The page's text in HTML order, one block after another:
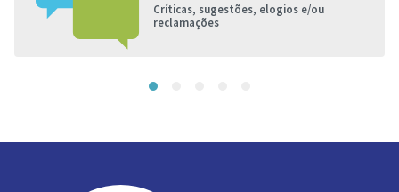
Críticas, sugestões, elogios e/ou
reclamações